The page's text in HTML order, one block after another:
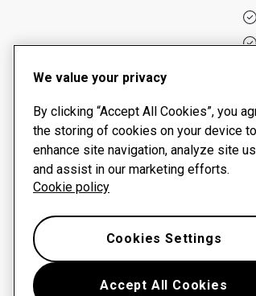
We value your privacy
By clicking “Accept All Cookies”, you
the storing of cookies on your device to
enhance site navigation, analyze site
and assist in our marketing efforts.
Cookie policy
Accept All Cookies
Cookies Settings